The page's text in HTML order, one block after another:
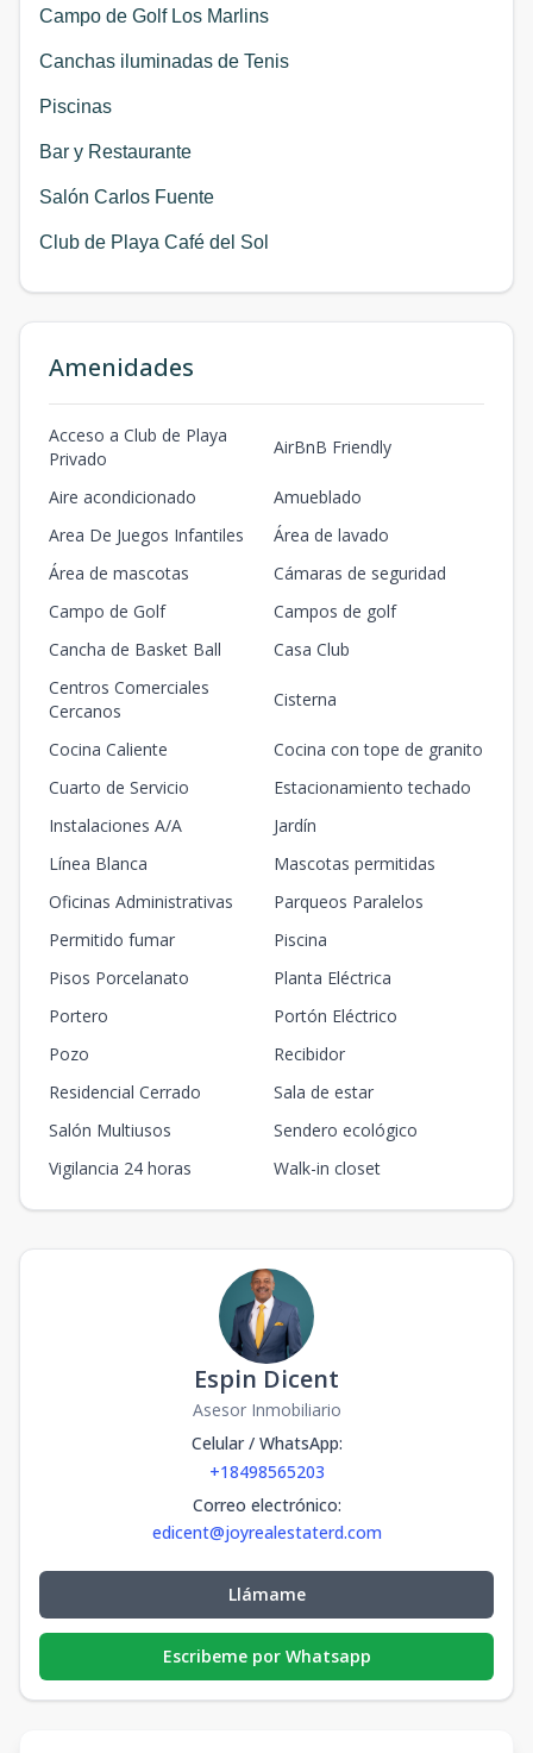
Campo de Golf Los Marlins
Canchas iluminadas de Tenis
Piscinas
Bar y Restaurante
Salón Carlos Fuente
Club de Playa Café del Sol
Amenidades
Acceso a Club de Playa
Privado
AirBnB Friendly
Aire acondicionado
Amueblado
Area De Juegos Infantiles
Área de lavado
Área de mascotas
Cámaras de seguridad
Campo de Golf
Campos de golf
Cancha de Basket Ball
Casa Club
Centros Comerciales
Cercanos
Cisterna
Cocina Caliente
Cocina con tope de granito
Cuarto de Servicio
Estacionamiento techado
Instalaciones A/A
Jardín
Línea Blanca
Mascotas permitidas
Oficinas Administrativas
Parqueos Paralelos
Permitido fumar
Piscina
Pisos Porcelanato
Planta Eléctrica
Portero
Portón Eléctrico
Pozo
Recibidor
Residencial Cerrado
Sala de estar
Salón Multiusos
Sendero ecológico
Vigilancia 24 horas
Walk-in closet
Espin Dicent
Asesor Inmobiliario
Celular / WhatsApp:
+18498565203
Correo electrónico:
edicent@joyrealestaterd.com
Llámame
Escribeme por Whatsapp